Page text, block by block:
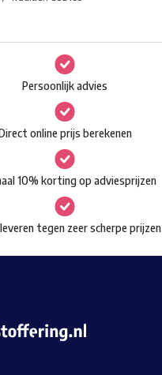
op zoek?
Deze
optie
kan
gekozen
worden
op
de
productpagina
Persoonlijk advies
online prijs berekenen
10% korting op adviesprijzen
tegen zeer scherpe prijzen